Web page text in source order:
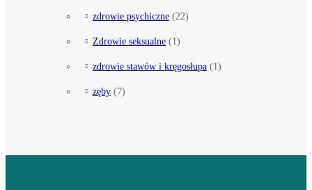
zdrowie psychiczne (22)
Zdrowie seksualne (1)
zdrowie stawów i kręgosłupa (1)
zęby (7)